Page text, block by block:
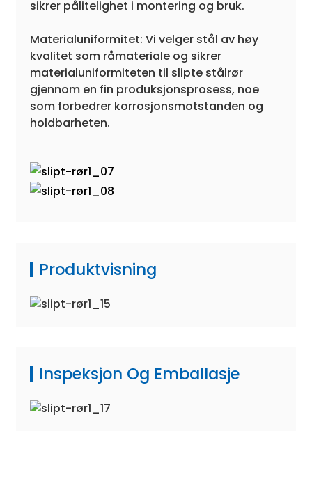
sikrer pålitelighet i montering og bruk.
Materialuniformitet: Vi velger stål av høy
kvalitet som råmateriale og sikrer
materialuniformiteten til slipte stålrør
gjennom en fin produksjonsprosess, noe
som forbedrer korrosjonsmotstanden og
holdbarheten.
Produktvisning
Inspeksjon Og Emballasje